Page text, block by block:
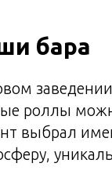
бара
роллы
выбрал